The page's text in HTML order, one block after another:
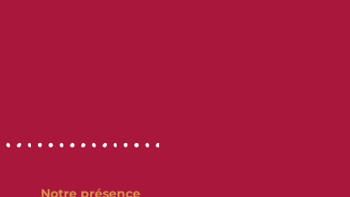
Notre présence